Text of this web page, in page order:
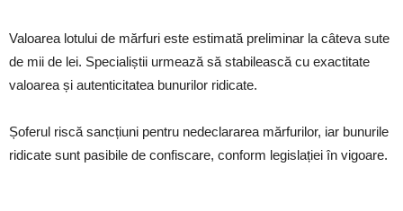
Valoarea lotului de mărfuri este estimată preliminar la câteva sute
de mii de lei. Specialiștii urmează să stabilească cu exactitate
valoarea și autenticitatea bunurilor ridicate.
Șoferul riscă sancțiuni pentru nedeclararea mărfurilor, iar bunurile
ridicate sunt pasibile de confiscare, conform legislației în vigoare.